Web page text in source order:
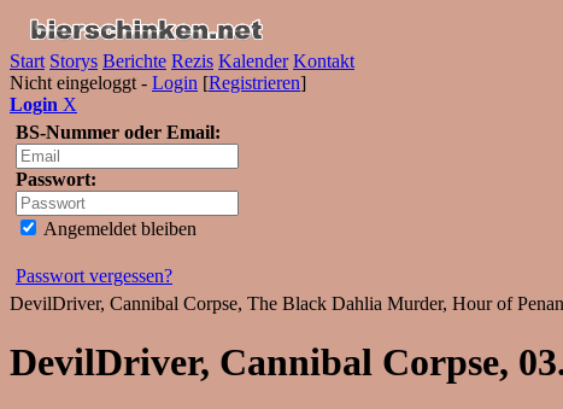
Start Storys Berichte Rezis Kalender Kontakt
Nicht eingeloggt - Login [Registrieren]
Login X
BS-Nummer oder Email:
Passwort:
Angemeldet bleiben
Passwort vergessen?
DevilDriver, Cannibal Corpse, The Black Dahlia Murder, Hour of
DevilDriver, Cannibal Corpse,